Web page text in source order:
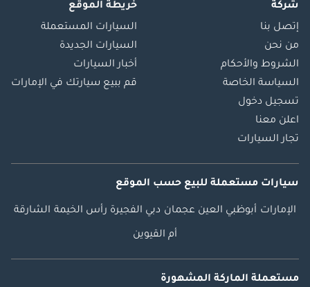
شركة
إتصل بنا
من نحن
الشروط والأحكام
السياسة الخاصة
تسجيل دخول
اعلن معنا
تجار السيارات
خريطة الموقع
السيارات المستعملة
السيارات الجديدة
أخبار السيارات
قم ببيع سيارتك في الإمارات
سيارات مستعملة للبيع حسب الموقع
الإمارات أبوظبي العين عجمان دبي الفجيرة رأس الخيمة الشارقة
أم القيوين
مستعملة الماركة المشهورة